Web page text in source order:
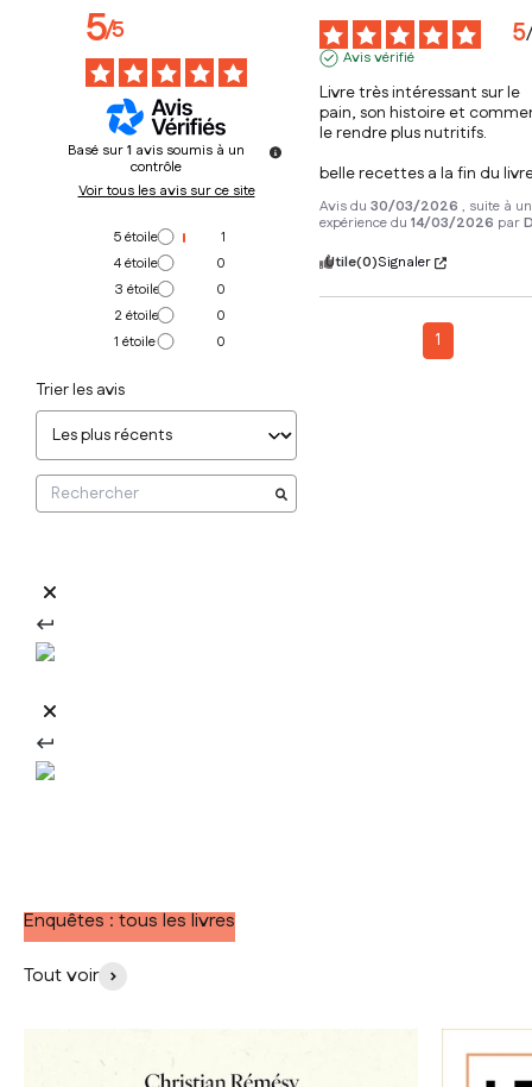
5/5
Basé sur1 avis soumis à un
contrôle
Voir tous les avis sur ce site
5étoiles
1
4étoiles
0
3 étoiles
0
2étoiles
0
1 étoile 0
Trier les avis
5
Avis vérifié
Livre très intéressant sur le
pain, son histoire et
le rendre plus nutritifs.
belle recettes a la fin du
Avis du 30/03/2026 , suite à
expérience du 14/03/2026 par
Utile(0)Signaler
1
Enquêtes : tous les livres
Tout voir